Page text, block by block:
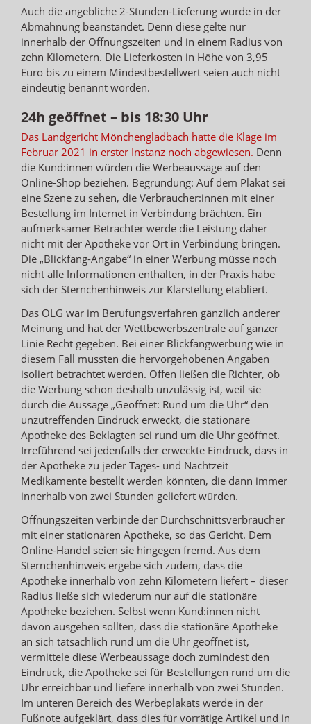
Auch die angebliche 2-Stunden-Lieferung wurde in der
Abmahnung beanstandet. Denn diese gelte nur
innerhalb der Öffnungszeiten und in einem Radius von
zehn Kilometern. Die Lieferkosten in Höhe von 3,95
Euro bis zu einem Mindestbestellwert seien auch nicht
eindeutig benannt worden.
24h geöffnet – bis 18:30 Uhr
Das Landgericht Mönchengladbach hatte die Klage im
Februar 2021 in erster Instanz noch abgewiesen. Denn
die Kund:innen würden die Werbeaussage auf den
Online-Shop beziehen. Begründung: Auf dem Plakat sei
eine Szene zu sehen, die Verbraucher:innen mit einer
Bestellung im Internet in Verbindung brächten. Ein
aufmerksamer Betrachter werde die Leistung daher
nicht mit der Apotheke vor Ort in Verbindung bringen.
Die „Blickfang-Angabe“ in einer Werbung müsse noch
nicht alle Informationen enthalten, in der Praxis habe
sich der Sternchenhinweis zur Klarstellung etabliert.
Das OLG war im Berufungsverfahren gänzlich anderer
Meinung und hat der Wettbewerbszentrale auf ganzer
Linie Recht gegeben. Bei einer Blickfangwerbung wie in
diesem Fall müssten die hervorgehobenen Angaben
isoliert betrachtet werden. Offen ließen die Richter, ob
die Werbung schon deshalb unzulässig ist, weil sie
durch die Aussage „Geöffnet: Rund um die Uhr“ den
unzutreffenden Eindruck erweckt, die stationäre
Apotheke des Beklagten sei rund um die Uhr geöffnet.
Irreführend sei jedenfalls der erweckte Eindruck, dass in
der Apotheke zu jeder Tages- und Nachtzeit
Medikamente bestellt werden könnten, die dann immer
innerhalb von zwei Stunden geliefert würden.
Öffnungszeiten verbinde der Durchschnittsverbraucher
mit einer stationären Apotheke, so das Gericht. Dem
Online-Handel seien sie hingegen fremd. Aus dem
Sternchenhinweis ergebe sich zudem, dass die
Apotheke innerhalb von zehn Kilometern liefert – dieser
Radius ließe sich wiederum nur auf die stationäre
Apotheke beziehen. Selbst wenn Kund:innen nicht
davon ausgehen sollten, dass die stationäre Apotheke
an sich tatsächlich rund um die Uhr geöffnet ist,
vermittele diese Werbeaussage doch zumindest den
Eindruck, die Apotheke sei für Bestellungen rund um die
Uhr erreichbar und liefere innerhalb von zwei Stunden.
Im unteren Bereich des Werbeplakats werde in der
Fußnote aufgeklärt, dass dies für vorrätige Artikel und in